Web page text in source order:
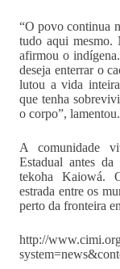
“O povo continua
tudo aqui mesmo.
afirmou o
deseja enterrar o
lutou a vida
que tenha
o corpo”, lamentou.
A comunidade
Estadual antes
tekoha Kaiowá.
estrada entre os
perto da fronteira
http://